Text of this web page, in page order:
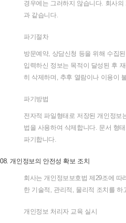
경우에는 그러하지 않습니다. 회사의
과 같습니다.
파기절차
방문예약, 상담신청 등을 위해 수집된
입력하신 정보는 목적이 달성된 후
히 삭제하며 , 추후 열람이나 이용이
파기방법
전자적 파일형태로 저장된 개인정보
법을 사용하여 삭제합니다. 문서 형
파기합니다.
08.개인정보의 안전성 확보 조치
회사는 개인정보보호법 제29조에 따
한 기술적 , 관리적 , 물리적 조치를 하
개인정보 처리자 교육 실시